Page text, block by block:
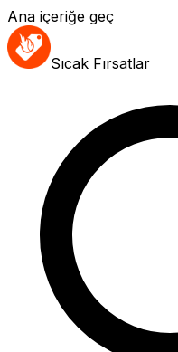
Ana içeriğe geç
Sıcak Fırsatlar